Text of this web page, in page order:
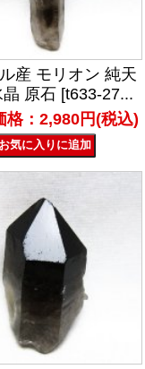
産 モリオン 純天
原石 [t633-27...
格：2,980円(税込)